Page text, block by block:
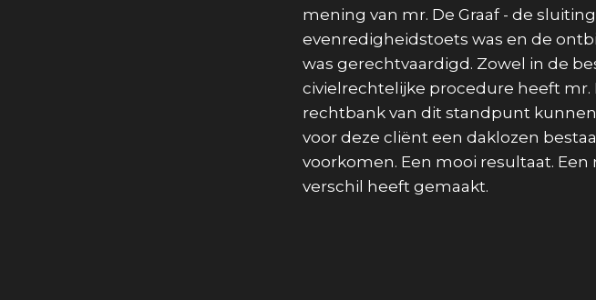
mening van mr. De Graaf - de
evenredigheidstoets was en de
was gerechtvaardigd. Zowel in de
civielrechtelijke procedure heeft mr.
rechtbank van dit standpunt
voor deze cliënt een daklozen
voorkomen. Een mooi resultaat.
verschil heeft gemaakt.